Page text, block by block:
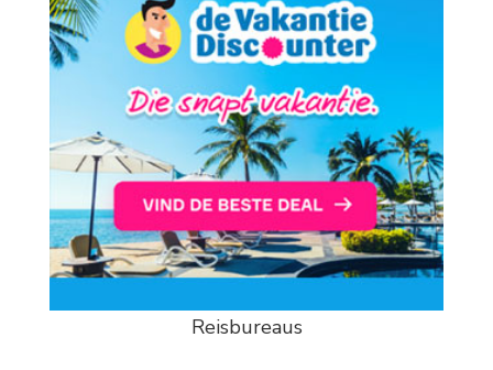
Reisbureaus